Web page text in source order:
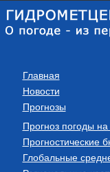
Главная
Новости
Прогнозы
Прогноз погоды
Прогностические
Глобальные